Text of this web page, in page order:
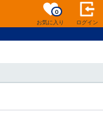
お気に入り
0
ログイン